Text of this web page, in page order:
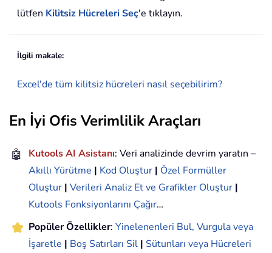
lütfen Kilitsiz Hücreleri Seç'e tıklayın.
İlgili makale:
Excel'de tüm kilitsiz hücreleri nasıl seçebilirim?
En İyi Ofis Verimlilik Araçları
🤖 Kutools AI Asistanı: Veri analizinde devrim yaratın –
Akıllı Yürütme | Kod Oluştur | Özel Formüller
Oluştur | Verileri Analiz Et ve Grafikler Oluştur |
Kutools Fonksiyonlarını Çağır…
Popüler Özellikler: Yinelenenleri Bul, Vurgula veya
İşaretle | Boş Satırları Sil | Sütunları veya Hücreleri